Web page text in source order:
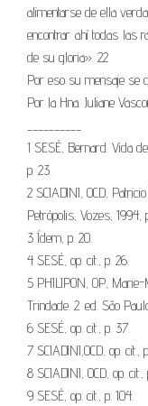
alimentarse de ella
encontrar ahí todas las
de su gloria». 22
Por eso su mensaje se
Por la Hna. Juliane
1 SESÉ, Bernard. Vida
p. 23.
2 SCIADINI, OCD,
Petrópolis, Vozes, 1994,
3 Ídem, p. 20.
4 SESÉ, op. cit., p. 26.
5 PHILIPON, OP,
Trindade. 2. ed. São
6 SESÉ, op. cit., p. 37.
7 SCIADINI,OCD, op.
8 SCIADINI, OCD, op.
9 SESÉ, op. cit., p. 104.